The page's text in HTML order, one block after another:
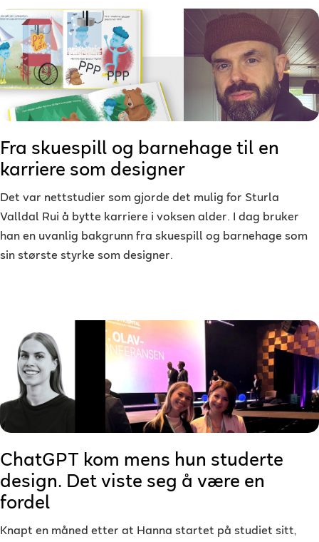
Fra skuespill og barnehage til en
karriere som designer
Det var nettstudier som gjorde det mulig for Sturla
Valldal Rui å bytte karriere i voksen alder. I dag bruker
han en uvanlig bakgrunn fra skuespill og barnehage som
sin største styrke som designer.
ChatGPT kom mens hun studerte
design. Det viste seg å være en
fordel
Knapt en måned etter at Hanna startet på studiet sitt,